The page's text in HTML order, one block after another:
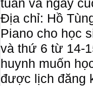
tuần và ngày
Địa chỉ: Hồ
Piano cho học
và thứ 6 từ 14-
huynh muốn
được lịch đăng